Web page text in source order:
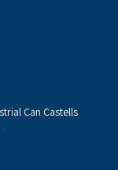
Can Castells